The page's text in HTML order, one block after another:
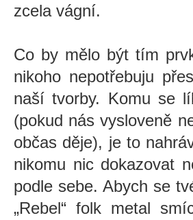
zcela vágní.
Co by mělo být tím
nikoho nepotřebuju
naší tvorby. Komu se
(pokud nás vysloveně
občas děje), je to
nikomu nic dokazovat
podle sebe. Abych se
„Rebel“ folk metal